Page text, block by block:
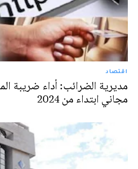
اقتصاد
مديرية الضرائب: أداء ضريبة
مجاني ابتداء من 2024